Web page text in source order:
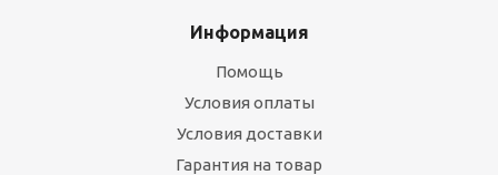
Информация
Помощь
Условия оплаты
Условия доставки
Гарантия на товар